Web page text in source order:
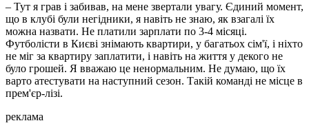
– Тут я грав і забивав, на мене звертали увагу. Єдиний момент,
що в клубі були негідники, я навіть не знаю, як взагалі їх
можна назвати. Не платили зарплати по 3-4 місяці.
Футболісти в Києві знімають квартири, у багатьох сім'ї, і ніхто
не міг за квартиру заплатити, і навіть на життя у декого не
було грошей. Я вважаю це ненормальним. Не думаю, що їх
варто атестувати на наступний сезон. Такій команді не місце в
прем'єр-лізі.
реклама